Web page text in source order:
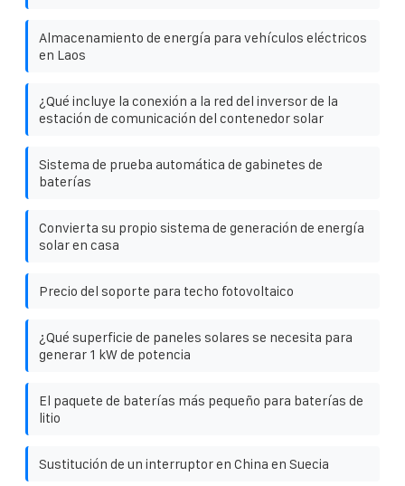
Almacenamiento de energía para vehículos eléctricos
en Laos
¿Qué incluye la conexión a la red del inversor de la
estación de comunicación del contenedor solar
Sistema de prueba automática de gabinetes de
baterías
Convierta su propio sistema de generación de energía
solar en casa
Precio del soporte para techo fotovoltaico
¿Qué superficie de paneles solares se necesita para
generar 1 kW de potencia
El paquete de baterías más pequeño para baterías de
litio
Sustitución de un interruptor en China en Suecia